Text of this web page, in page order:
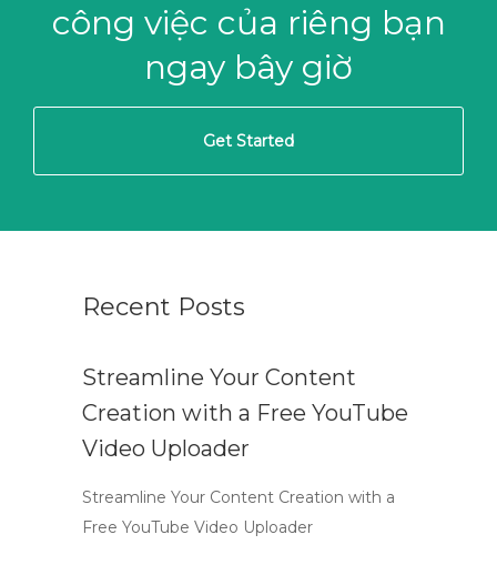
công việc của riêng bạn
ngay bây giờ
Get Started
Recent Posts
Streamline Your Content
Creation with a Free YouTube
Video Uploader
Streamline Your Content Creation with a
Free YouTube Video Uploader